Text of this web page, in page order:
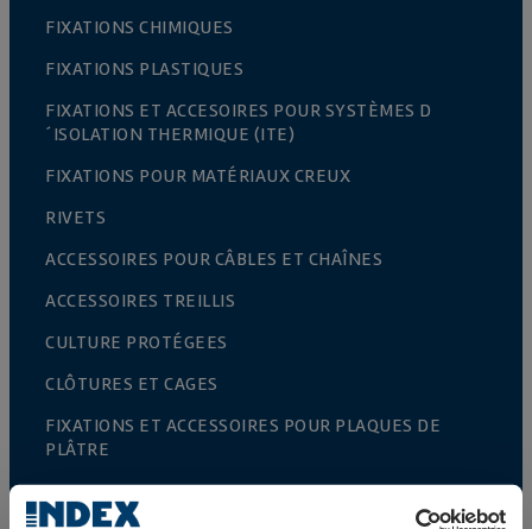
FIXATIONS CHIMIQUES
FIXATIONS PLASTIQUES
FIXATIONS ET ACCESOIRES POUR SYSTÈMES D
´ISOLATION THERMIQUE (ITE)
FIXATIONS POUR MATÉRIAUX CREUX
RIVETS
ACCESSOIRES POUR CÂBLES ET CHAÎNES
ACCESSOIRES TREILLIS
CULTURE PROTÉGEES
CLÔTURES ET CAGES
FIXATIONS ET ACCESSOIRES POUR PLAQUES DE
PLÂTRE
FIXATION DIRECTE